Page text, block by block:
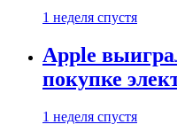
1 неделя спустя
Apple
покупке
1 неделя спустя